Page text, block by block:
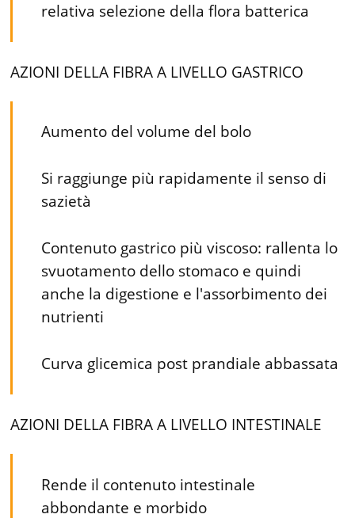
relativa selezione della flora batterica
AZIONI DELLA FIBRA A LIVELLO GASTRICO
Aumento del volume del bolo
Si raggiunge più rapidamente il senso di
sazietà
Contenuto gastrico più viscoso: rallenta lo
svuotamento dello stomaco e quindi
anche la digestione e l'assorbimento dei
nutrienti
Curva glicemica post prandiale abbassata
AZIONI DELLA FIBRA A LIVELLO INTESTINALE
Rende il contenuto intestinale
abbondante e morbido